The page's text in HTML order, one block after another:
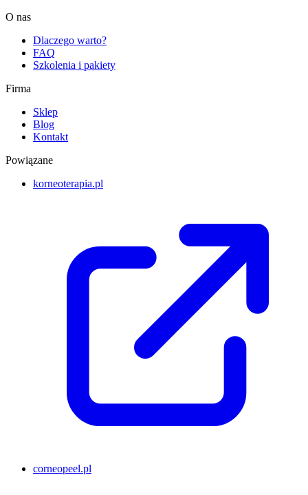
O nas
Dlaczego warto?
FAQ
Szkolenia i pakiety
Firma
Sklep
Blog
Kontakt
Powiązane
korneoterapia.pl
corneopeel.pl